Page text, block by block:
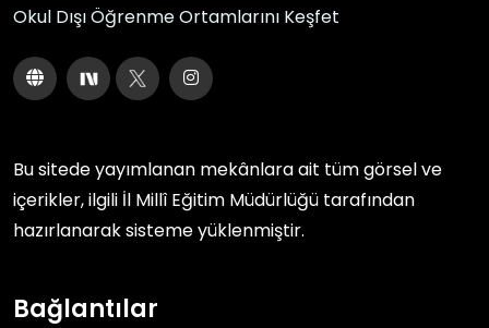
Okul Dışı Öğrenme Ortamlarını Keşfet
Bu sitede yayımlanan mekânlara ait tüm görsel ve
içerikler, ilgili İl Millî Eğitim Müdürlüğü tarafından
hazırlanarak sisteme yüklenmiştir.
Bağlantılar